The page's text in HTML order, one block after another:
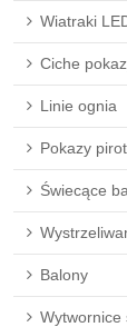
Wiatraki
Ciche
Linie ognia
Pokazy
Świecące
Balony
Wytwornice